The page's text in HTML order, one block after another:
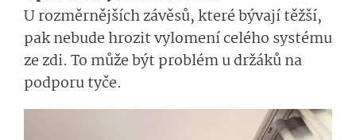
U rozměrnějších závěsů, které bývají těžší,
pak nebude hrozit vylomení celého systému
ze zdi. To může být problém u držáků na
podporu tyče.